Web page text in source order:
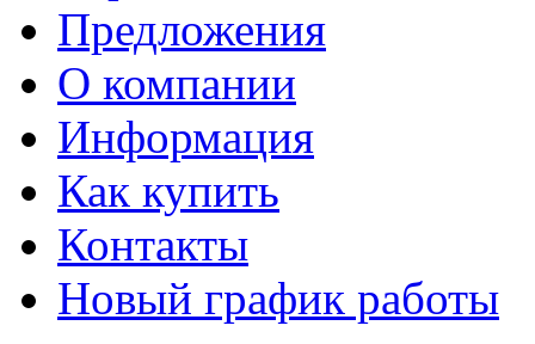
Предложения
О компании
Информация
Как купить
Контакты
Новый график работы